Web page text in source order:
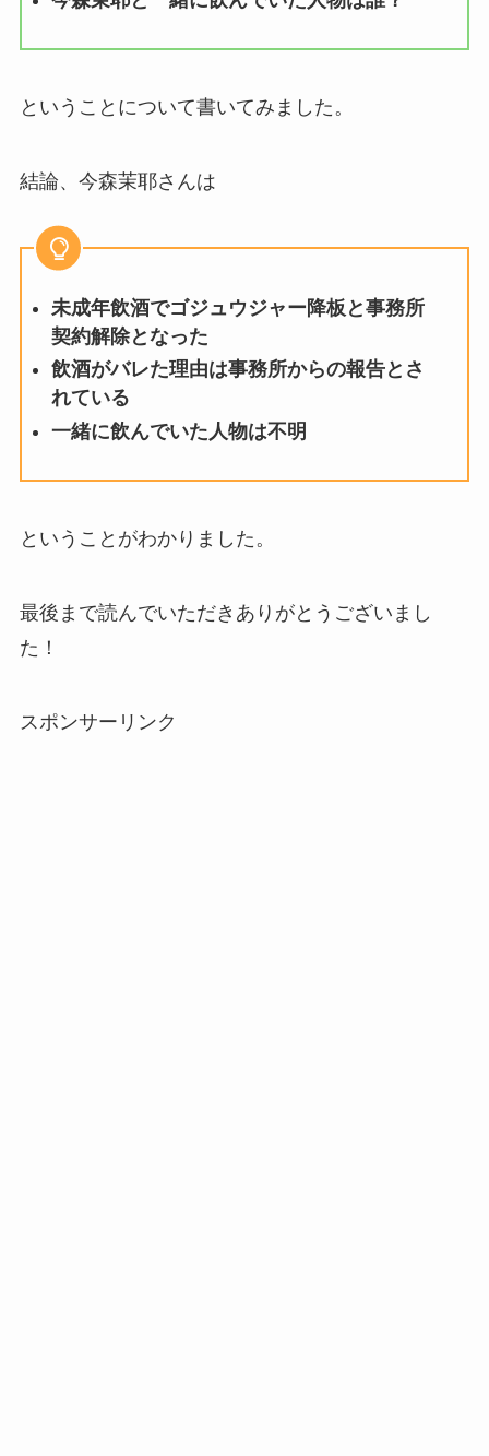
ということについて書いてみました。
結論、今森茉耶さんは
未成年飲酒でゴジュウジャー降板と事務所
契約解除となった
飲酒がバレた理由は事務所からの報告とさ
れている
一緒に飲んでいた人物は不明
ということがわかりました。
最後まで読んでいただきありがとうございまし
た！
スポンサーリンク